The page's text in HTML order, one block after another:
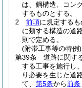
は、鋼構造、コン
するものとする。
2
前項に規定する
に類する構造の道
則で定める。
(附帯工事等の特例)
第39条
道路に関す
する工事を施行し
り必要を生じた道
て、 第5条から前条